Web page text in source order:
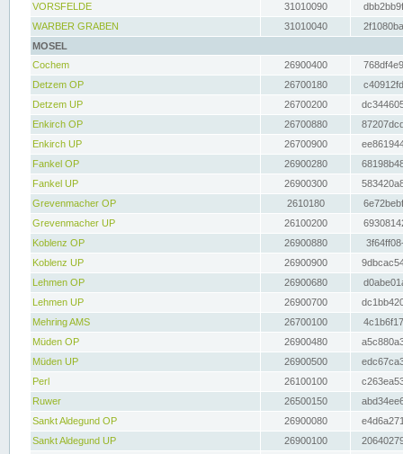
VORSFELDE
31010090
WARBER GRABEN
31010040
MOSEL
Cochem
26900400
Detzem OP
26700180
Detzem UP
26700200
Enkirch OP
26700880
Enkirch UP
26700900
Fankel OP
26900280
Fankel UP
26900300
Grevenmacher OP
2610180
Grevenmacher UP
26100200
Koblenz OP
26900880
Koblenz UP
26900900
Lehmen OP
26900680
Lehmen UP
26900700
Mehring AMS
26700100
Müden OP
26900480
Müden UP
26900500
Perl
26100100
Ruwer
26500150
Sankt Aldegund OP
26900080
Sankt Aldegund UP
26900100